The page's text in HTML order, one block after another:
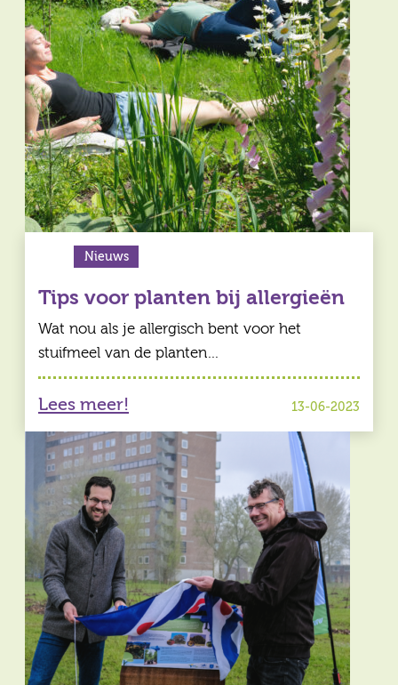
Vragen
Contact
Nieuws
Tips voor planten bij allergieën
Wat nou als je allergisch bent voor het
stuifmeel van de planten…
Lees meer! 13-06-2023